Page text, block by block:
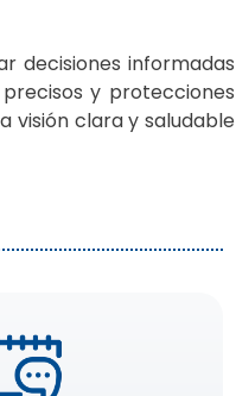
decisiones informadas
y protecciones
visión clara y saludable